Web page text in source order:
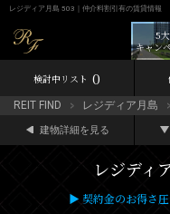
レジディア月島 503｜仲介料割引有の賃貸情報
5大
キャン
検討中リスト 0
REIT FIND レジディア月島
建物詳細を見る
レジディ
▶ 契約金のお得さ